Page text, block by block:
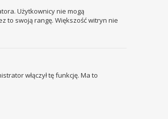
Użytkownicy nie mogą
to swoją rangę. Większość witryn nie
włączył tę funkcję. Ma to